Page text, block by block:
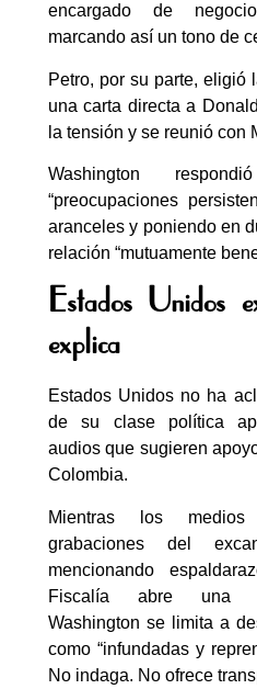
encargado de
marcando así un tono de
Petro, por su parte, eligió
una carta directa a
la tensión y se reunió con
Washington
“preocupaciones
aranceles y poniendo en
relación “mutuamente
Estados Unidos
explica
Estados Unidos no ha
de su clase política
audios que sugieren
Colombia.
Mientras los medios
grabaciones del
mencionando
Fiscalía abre una
Washington se limita a
como “infundadas y
No indaga. No ofrece